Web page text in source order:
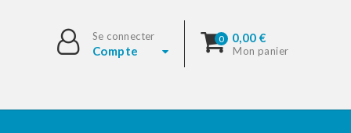
Mon panier
0,00 €
0
Se connecter
Compte